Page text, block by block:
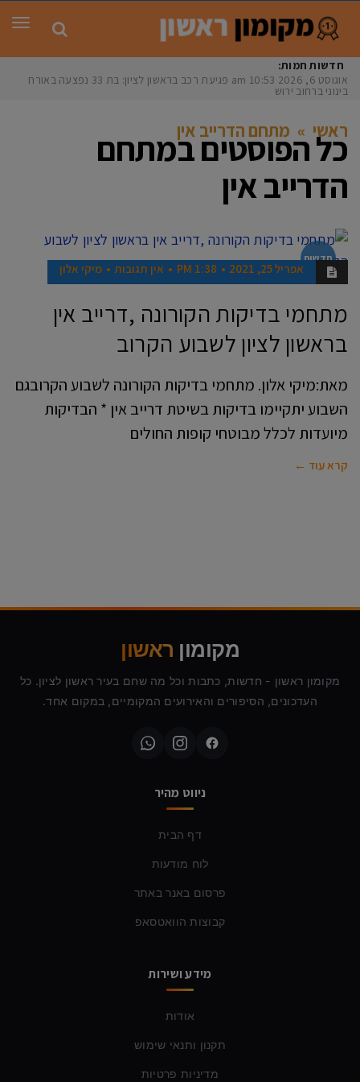
חדשות חמות:
אוגוסט 6, 2026
10:53 am פגיעת רכב בראשון לציון: בת 33 נפצעה באורח
בינוני ברחוב ירושלי
ראשי » מתחם הדרייב אין
כל הפוסטים במתחם
הדרייב אין
חדשות
אפריל 25, 2021 1:38 PM אין תגובות מיקי אלון
מתחמי בדיקות הקורונה ,דרייב אין
בראשון לציון לשבוע הקרוב
מאת:מיקי אלון. מתחמי בדיקות הקורונה לשבוע הקרובגם
השבוע יתקיימו בדיקות בשיטת דרייב אין * הבדיקות
מיועדות לכלל מבוטחי קופות החולים
קרא עוד ←
מקומון ראשון
מקומון ראשון - חדשות, כתבות וכל מה שחם בעיר ראשון לציון. כל
העדכונים, הסיפורים והאירועים המקומיים, במקום אחד.
ניווט מהיר
דף הבית
לוח מודעות
פרסום באנר באתר
קבוצות הוואטסאפ
מידע ושירות
אודות
תקנון ותנאי שימוש
מדיניות פרטיות